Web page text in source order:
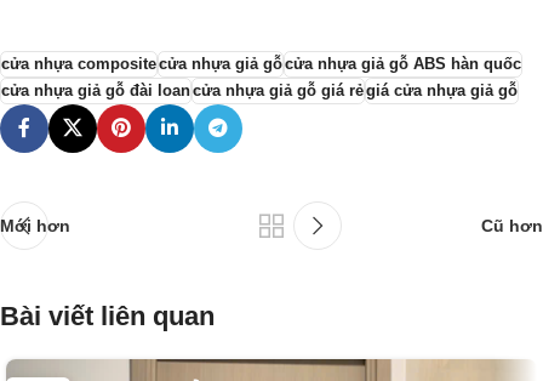
cửa nhựa compositecửa nhựa giả gỗcửa nhựa giả gỗ ABS hàn quốc
cửa nhựa giả gỗ đài loancửa nhựa giả gỗ giá rẻgiá cửa nhựa giả gỗ
Mới hơn Cũ hơn
Bài viết liên quan